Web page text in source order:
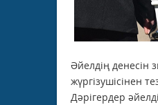
Әйелдің денесін
жүргізушісінен
Дәрігердер